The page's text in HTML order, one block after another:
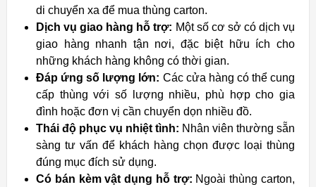
di chuyển xa để mua thùng carton.
Dịch vụ giao hàng hỗ trợ: Một số cơ sở có dịch vụ
giao hàng nhanh tận nơi, đặc biệt hữu ích cho
những khách hàng không có thời gian.
Đáp ứng số lượng lớn: Các cửa hàng có thể cung
cấp thùng với số lượng nhiều, phù hợp cho gia
đình hoặc đơn vị cần chuyển dọn nhiều đồ.
Thái độ phục vụ nhiệt tình: Nhân viên thường sẵn
sàng tư vấn để khách hàng chọn được loại thùng
đúng mục đích sử dụng.
Có bán kèm vật dụng hỗ trợ: Ngoài thùng carton,